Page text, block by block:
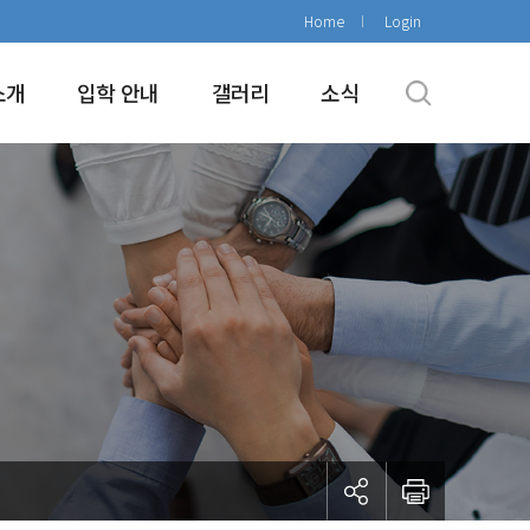
Home Login
입학 안내 갤러리 소식